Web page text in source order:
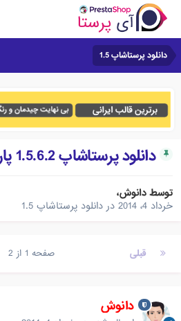
دانلود پرستاشاپ 1.5
دانلود پرستاشاپ 1.5.6.2 پارسی - ویرایش دوم
توسطدانوش،
خرداد 4، 2014
در دانلود پرستاشاپ 1.5
قبلی صفحه 1 از 2
دانوش